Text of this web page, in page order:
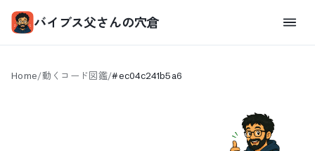
バイブス父さんの穴倉
Home/動くコード図鑑/#ec04c241b5a6